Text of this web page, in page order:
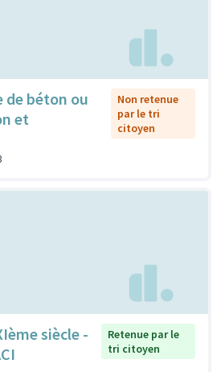
de béton ou
et
Non retenue
par le tri
citoyen
siècle -
Retenue par le
tri citoyen